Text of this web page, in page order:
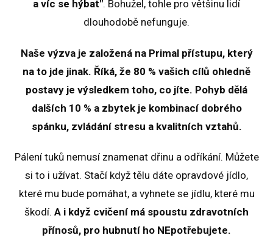
a víc se hýbat". Bohužel, tohle pro většinu lidí
dlouhodobě nefunguje.
Naše výzva je založená na Primal přístupu, který
na to jde jinak. Říká, že 80 % vašich cílů ohledně
postavy je výsledkem toho, co jíte. Pohyb dělá
dalších 10 % a zbytek je kombinací dobrého
spánku, zvládání stresu a kvalitních vztahů.
Pálení tuků nemusí znamenat dřinu a odříkání. Můžete
si to i užívat. Stačí když tělu dáte opravdové jídlo,
které mu bude pomáhat, a vyhnete se jídlu, které mu
škodí. A i když cvičení má spoustu zdravotních
přínosů, pro hubnutí ho NEpotřebujete.